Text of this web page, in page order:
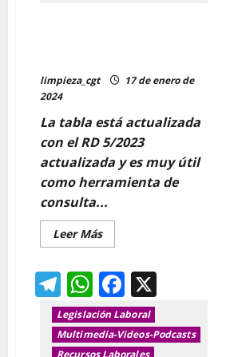
limpieza_cgt
17 de enero de
2024
La tabla está actualizada
con el RD 5/2023
actualizada y es muy útil
como herramienta de
consulta...
Leer MásLeer
más
Tabla
Resumen
Medidas
conciliación
Estatuto
de
los
Telegram
WhatsApp
Facebook
Legislación Laboral
Multimedia-Videos-Podcasts
Recursos Laborales